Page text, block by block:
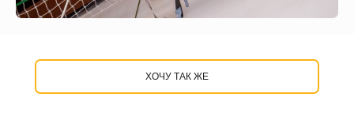
ХОЧУ ТАК ЖЕ